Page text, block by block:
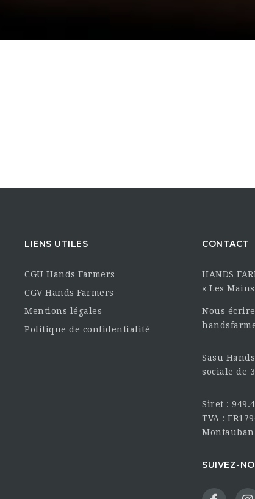
LIENS UTILES
CGU Hands Farmers
CGV Hands Farmers
Mentions légales
Politique de confidentialité
CONTACT
HANDS
« Les
Nous
Sasu
sociale de
Siret :
TVA :
SUIVEZ-